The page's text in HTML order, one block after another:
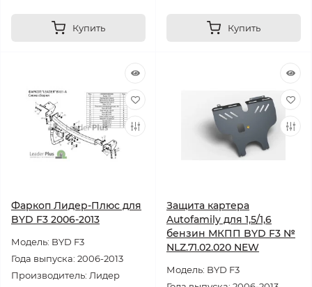
Купить Купить
Фаркоп Лидер-Плюс для
BYD F3 2006-2013
Модель: BYD F3
Года выпуска: 2006-2013
Производитель: Лидер
Защита картера
Autofamily для 1,5/1,6
бензин МКПП BYD F3 №
NLZ.71.02.020 NEW
Модель: BYD F3